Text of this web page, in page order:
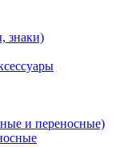
знаки)
и переносные)